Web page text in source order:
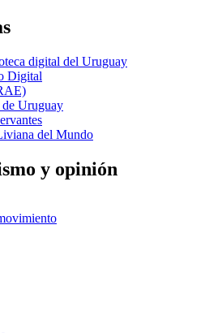
digital del Uruguay
Digital
Uruguay
del Mundo
y opinión